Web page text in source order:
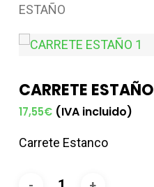
ESTAÑO
CARRETE ESTAÑO
17,55€ (IVA incluido)
Carrete Estanco